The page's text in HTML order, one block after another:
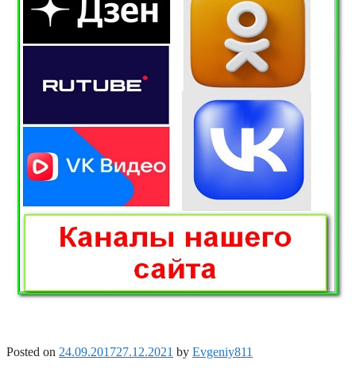
Posted on 24.09.201727.12.2021 by Evgeniy811